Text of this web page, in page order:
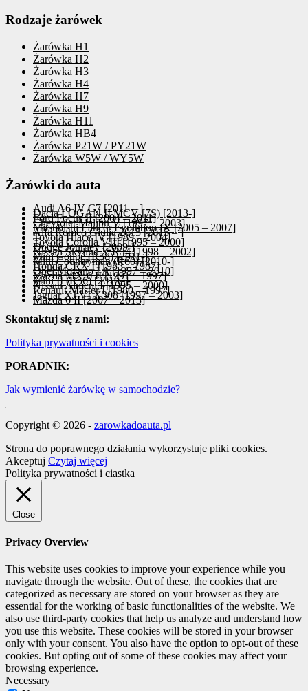
Rodzaje żarówek
Żarówka H1
Żarówka H2
Żarówka H3
Żarówka H4
Żarówka H7
Żarówka H9
Żarówka H11
Żarówka HB4
Żarówka P21W / PY21W
Żarówka W5W / WY5W
Żarówki do auta
Audi A6 IV C7 [2011 – ]
Dacia LOGAN II MCV [7S) [2013-]
Ford Focus II [2004 – 2011]
Chevrolet Malibu V [1997 – 2003]
Mitsubishi Lancer Evolution IX [2005 – 2007]
Alfa Romeo Giulia 2015 [2015 – ]
Toyota Hiace IV [1989 – 2004]
Toyota Corolla VIII [1995 – 2000]
Dodge Journey [2009-]
Nissan Skyline X R34 [1998 – 2002]
Mini Coupé (R58) [2011-]
Mini Countryman (R60) [2010-]
Honda CRX I [1983 – 1987]
Opel Movano I A [1997 – 2010]
Mazda MX-6 II [1991 – 1997]
Mini II (R56) [2010–]
Nissan Almera I [1995 – 2000]
Renault Master I [1980 – 1997]
Jaguar XJ VI X308 [1997 – 2003]
Mazda 6 II [2007 – 2013]
Skontaktuj się z nami:
Polityka prywatności i cookies
PORADNIK:
Jak wymienić żarówkę w samochodzie?
Copyright © 2026 - zarowkadoauta.pl
Strona do poprawnego działania wykorzystuje pliki cookies.
Akceptuj Czytaj więcej
Polityka prywatności i ciastka
Close
Privacy Overview
This website uses cookies to improve your experience while you
navigate through the website. Out of these, the cookies that are
categorized as necessary are stored on your browser as they are
essential for the working of basic functionalities of the website. We
also use third-party cookies that help us analyze and understand how
you use this website. These cookies will be stored in your browser
only with your consent. You also have the option to opt-out of these
cookies. But opting out of some of these cookies may affect your
browsing experience.
Necessary